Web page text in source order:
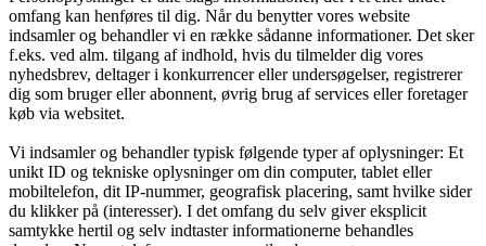
omfang kan henføres til dig. Når du benytter vores website
indsamler og behandler vi en række sådanne informationer. Det sker
f.eks. ved alm. tilgang af indhold, hvis du tilmelder dig vores
nyhedsbrev, deltager i konkurrencer eller undersøgelser, registrerer
dig som bruger eller abonnent, øvrig brug af services eller foretager
køb via websitet.
Vi indsamler og behandler typisk følgende typer af oplysninger: Et
unikt ID og tekniske oplysninger om din computer, tablet eller
mobiltelefon, dit IP-nummer, geografisk placering, samt hvilke sider
du klikker på (interesser). I det omfang du selv giver eksplicit
samtykke hertil og selv indtaster informationerne behandles